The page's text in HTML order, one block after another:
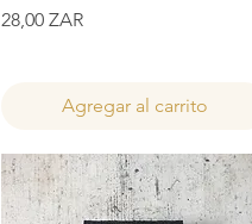
Precio
28,00 ZAR
Agregar al carrito